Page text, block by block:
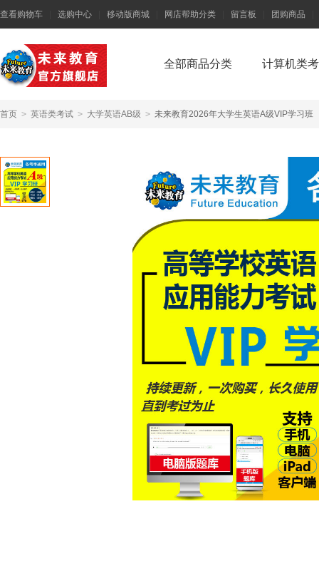
查看购物车 选购中心 移动版商城 网店帮助分类 留言板 团购商品
全部商品分类 计算机类
首页 > 英语类考试 > 大学英语AB级 > 未来教育2026年大学生英语A级VIP学习班